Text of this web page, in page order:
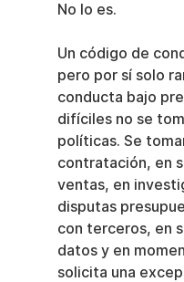
No lo es.
Un código de
pero por sí solo
conducta bajo
difíciles no se
políticas. Se
contratación, en
ventas, en
disputas
con terceros, en
datos y en
solicita una